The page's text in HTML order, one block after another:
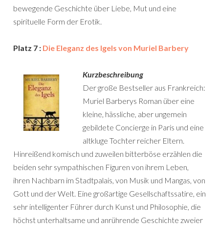
bewegende Geschichte über Liebe, Mut und eine
spirituelle Form der Erotik.
Platz 7 : Die Eleganz des Igels von Muriel Barbery
Kurzbeschreibung
Der große Bestseller aus Frankreich:
Muriel Barberys Roman über eine
kleine, hässliche, aber ungemein
gebildete Concierge in Paris und eine
altkluge Tochter reicher Eltern.
Hinreißend komisch und zuweilen bitterböse erzählen die
beiden sehr sympathischen Figuren von ihrem Leben,
ihren Nachbarn im Stadtpalais, von Musik und Mangas, von
Gott und der Welt. Eine großartige Gesellschaftssatire, ein
sehr intelligenter Führer durch Kunst und Philosophie, die
höchst unterhaltsame und anrührende Geschichte zweier